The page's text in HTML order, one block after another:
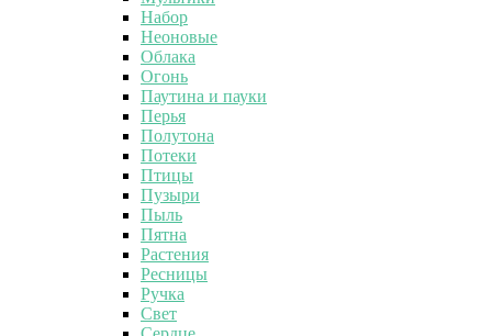
Набор
Неоновые
Облака
Огонь
Паутина и пауки
Перья
Полутона
Потеки
Птицы
Пузыри
Пыль
Пятна
Растения
Ресницы
Ручка
Свет